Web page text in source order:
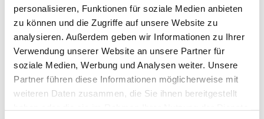
personalisieren, Funktionen für soziale Medien anbieten
zu können und die Zugriffe auf unsere Website zu
analysieren. Außerdem geben wir Informationen zu Ihrer
Verwendung unserer Website an unsere Partner für
soziale Medien, Werbung und Analysen weiter. Unsere
Partner führen diese Informationen möglicherweise mit
weiteren Daten zusammen, die Sie ihnen bereitgestellt